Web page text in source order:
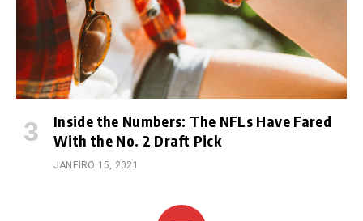
Inside the Numbers: The NFLs Have Fared
With the No. 2 Draft Pick
JANEIRO 15, 2021